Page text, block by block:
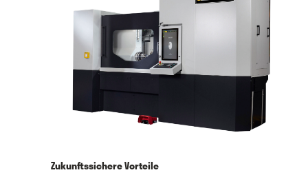
Zukunftssichere Vorteile